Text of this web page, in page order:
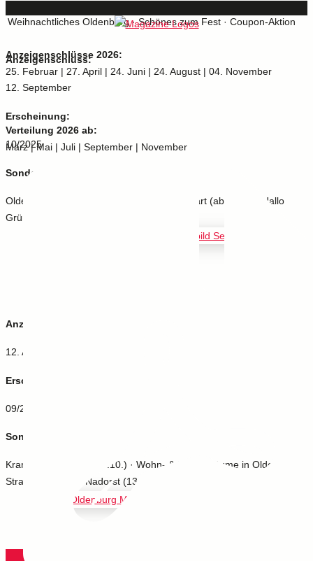
10/2025
Anzeigenschluss:
12. September
Erscheinung:
10/2025
Sonderthemen:
Oldenburg Marathon (12.10.) · Semesterstart (ab 1.10.) · Hallo
Grünkohl 2025 (2.11.)
Anzeigenschluss:
12. August 2025
Erscheinung:
09/2025
Sonderthemen:
Kramermarkt (26.9. - 5.10.) · Wohn- & Lebensräume in Oldenburg ·
Straßenflohmarkt Nadorst (13.9. ) · Filmfest OL (10.9.-14.9.)
08/2025
Weihnachtliches Oldenburg · Schönes zum Fest · Coupon-Aktion
Anzeigenschlüsse 2026:
25. Februar | 27. April | 24. Juni | 24. August | 04. November
Verteilung 2026 ab:
März | Mai | Juli | September | November